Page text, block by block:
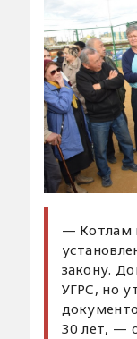
— Котлам
закону.
УГРС, но
30 лет, —